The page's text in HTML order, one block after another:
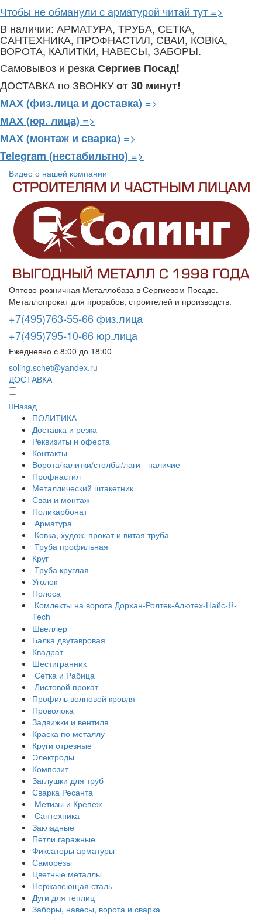
Чтобы не обманули с арматурой читай тут =>
В наличии: АРМАТУРА, ТРУБА, СЕТКА,
САНТЕХНИКА, ПРОФНАСТИЛ, СВАИ, КОВКА,
ВОРОТА, КАЛИТКИ, НАВЕСЫ, ЗАБОРЫ.
Самовывоз и резка Сергиев Посад!
ДОСТАВКА по ЗВОНКУот 30 минут!
МАХ (физ.лица и доставка) =>
МАХ (юр. лица) =>
МАХ (монтаж и сварка) =>
Telegram (нестабильтно) =>
Видео о нашей компании
Оптово-розничная Металлобаза в Сергиевом Посаде.
Металлопрокат для прорабов, строителей и производств.
+7(495)763-55-66 физ.лица
+7(495)795-10-66 юр.лица
Ежедневно с 8:00 до 18:00
soling.schet@yandex.ru
ДОСТАВКА
Назад
ПОЛИТИКА
Доставка и резка
Реквизиты и оферта
Контакты
Ворота/калитки/столбы/лаги - наличие
Профнастил
Металлический штакетник
Сваи и монтаж
Поликарбонат
Арматура
Ковка, худож. прокат и витая труба
Труба профильная
Круг
Труба круглая
Уголок
Полоса
Комлекты на ворота Дорхан-Ролтек-Алютех-Найс-R-
Tech
Швеллер
Балка двутавровая
Квадрат
Шестигранник
Сетка и Рабица
Листовой прокат
Профиль волновой кровля
Проволока
Задвижки и вентиля
Краска по металлу
Круги отрезные
Электроды
Композит
Заглушки для труб
Сварка Ресанта
Метизы и Крепеж
Сантехника
Закладные
Петли гаражные
Фиксаторы арматуры
Саморезы
Цветные металлы
Нержавеющая сталь
Дуги для теплиц
Заборы, навесы, ворота и сварка